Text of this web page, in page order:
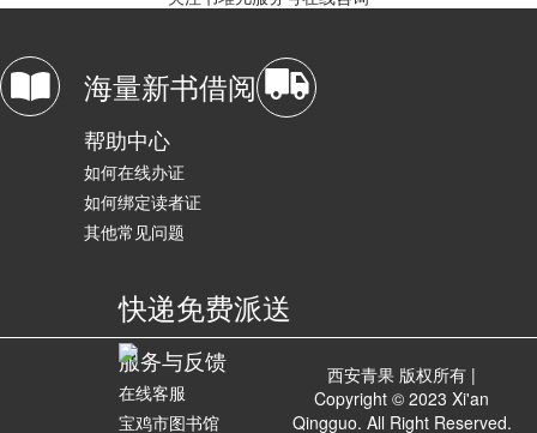
海量新书借阅
帮助中心
如何在线办证
如何绑定读者证
其他常见问题
快递免费派送
服务与反馈
在线客服
宝鸡市图书馆
西安青果 版权所有 |
Copyright © 2023 Xi'an
Qingguo. All Right Reserved.